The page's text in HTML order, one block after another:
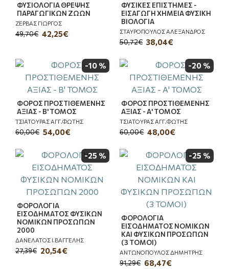
ΦΥΣΙΟΛΟΓΙΑ ΘΡΕΨΗΣ
ΠΑΡΑΓΩΓΙΚΩΝ ΖΩΩΝ
ΖΕΡΒΑΣ ΓΙΩΡΓΟΣ
42,25€
49,70€
ΦΥΣΙΚΕΣ ΕΠΙΣΤΗΜΕΣ -
ΕΙΣΑΓΩΓΗ ΧΗΜΕΙΑ ΦΥΣΙΚΗ
ΒΙΟΛΟΓΙΑ
ΣΤΑΥΡΟΠΟΥΛΟΣ ΑΛΕΞΑΝΔΡΟΣ
38,04€
50,72€
-10 %
ΦΟΡΟΣ ΠΡΟΣΤΙΘΕΜΕΝΗΣ
ΑΞΙΑΣ - Β' ΤΟΜΟΣ
ΤΣΙΑΤΟΥΡΑΣ ΑΓΓ.ΦΩΤΗΣ
54,00€
60,00€
-20 %
ΦΟΡΟΣ ΠΡΟΣΤΙΘΕΜΕΝΗΣ
ΑΞΙΑΣ - Α' ΤΟΜΟΣ
ΤΣΙΑΤΟΥΡΑΣ ΑΓΓ.ΦΩΤΗΣ
48,00€
60,00€
-25 %
ΦΟΡΟΛΟΓΙΑ
ΕΙΣΟΔΗΜΑΤΟΣ ΦΥΣΙΚΩΝ
ΝΟΜΙΚΩΝ ΠΡΟΣΩΠΩΝ
2000
ΔΑΝΕΛΑΤΟΣ Ι.ΒΑΓΓΕΛΗΣ
20,54€
27,39€
-25 %
ΦΟΡΟΛΟΓΙΑ
ΕΙΣΟΔΗΜΑΤΟΣ ΝΟΜΙΚΩΝ
ΚΑΙ ΦΥΣΙΚΩΝ ΠΡΟΣΩΠΩΝ
(3 ΤΟΜΟΙ)
ΑΝΤΩΝΟΠΟΥΛΟΣ ΔΗΜΗΤΡΗΣ
68,47€
91,29€